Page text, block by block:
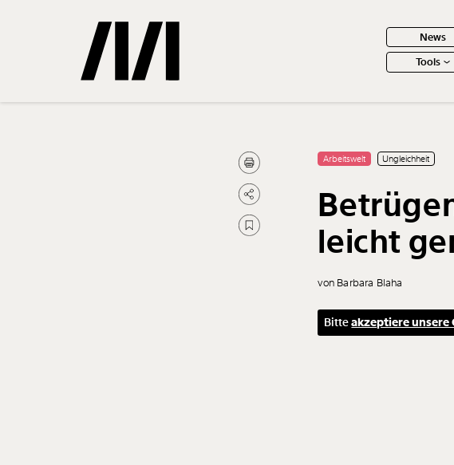
News
Tools
Gemerkte
Treffer
Arbeitswelt Ungleichheit
leicht
von Barbara Blaha
Bitteakzeptiere unsere